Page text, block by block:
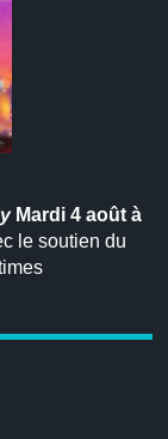
Mardi 4 août à
le soutien du